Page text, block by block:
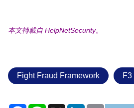
本文轉載自 HelpNetSecurity。
Fight Fraud Framework F3